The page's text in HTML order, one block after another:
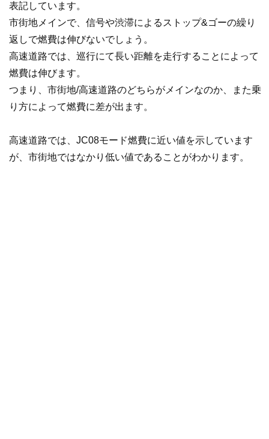
表記しています。
市街地メインで、信号や渋滞によるストップ&ゴーの繰り
返しで燃費は伸びないでしょう。
高速道路では、巡行にて長い距離を走行することによって
燃費は伸びます。
つまり、市街地/高速道路のどちらがメインなのか、また乗
り方によって燃費に差が出ます。
高速道路では、JC08モード燃費に近い値を示しています
が、市街地ではなかり低い値であることがわかります。